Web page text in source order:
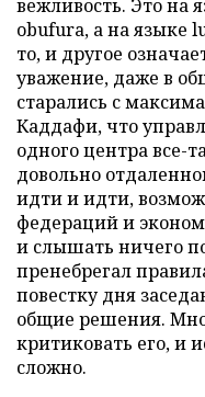
вежливость. Это на
obufura, а на языке
то, и другое
уважение, даже в
старались с
Каддафи, что
одного центра все-
довольно
идти и идти,
федераций и
и слышать ничего
пренебрегал
повестку дня
общие решения.
критиковать его, и
сложно.